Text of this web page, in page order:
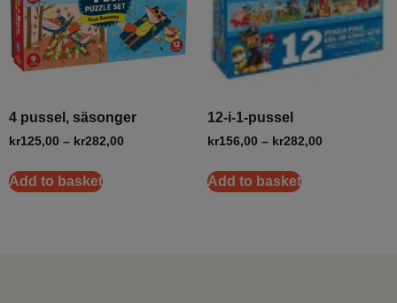
4 pussel, säsonger
kr125,00 – kr282,00
Add to basket
12-i-1-pussel
kr156,00 – kr282,00
Add to basket